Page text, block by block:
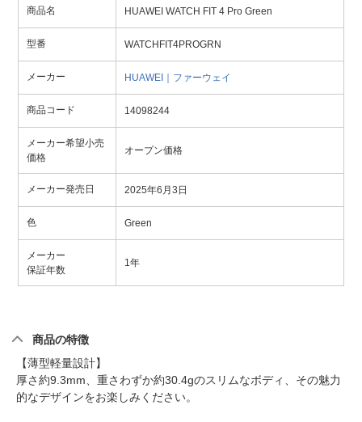
商品名 HUAWEI WATCH FIT 4 Pro Green
型番 WATCHFIT4PROGRN
メーカー HUAWEI｜ファーウェイ
商品コード 14098244
メーカー希望小売
価格
オープン価格
メーカー発売日 2025年6月3日
色 Green
メーカー
保証年数
1年
商品の特徴
【薄型軽量設計】
厚さ約9.3mm、重さわずか約30.4gのスリムなボディ、その魅力
的なデザインをお楽しみください。